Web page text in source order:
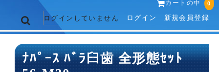
カートの中 0
ログインしていません ログイン 新規会員登録
トップページ
ﾅﾊﾟｰｽ ﾊﾞﾗ臼歯 全形態ｾｯﾄ